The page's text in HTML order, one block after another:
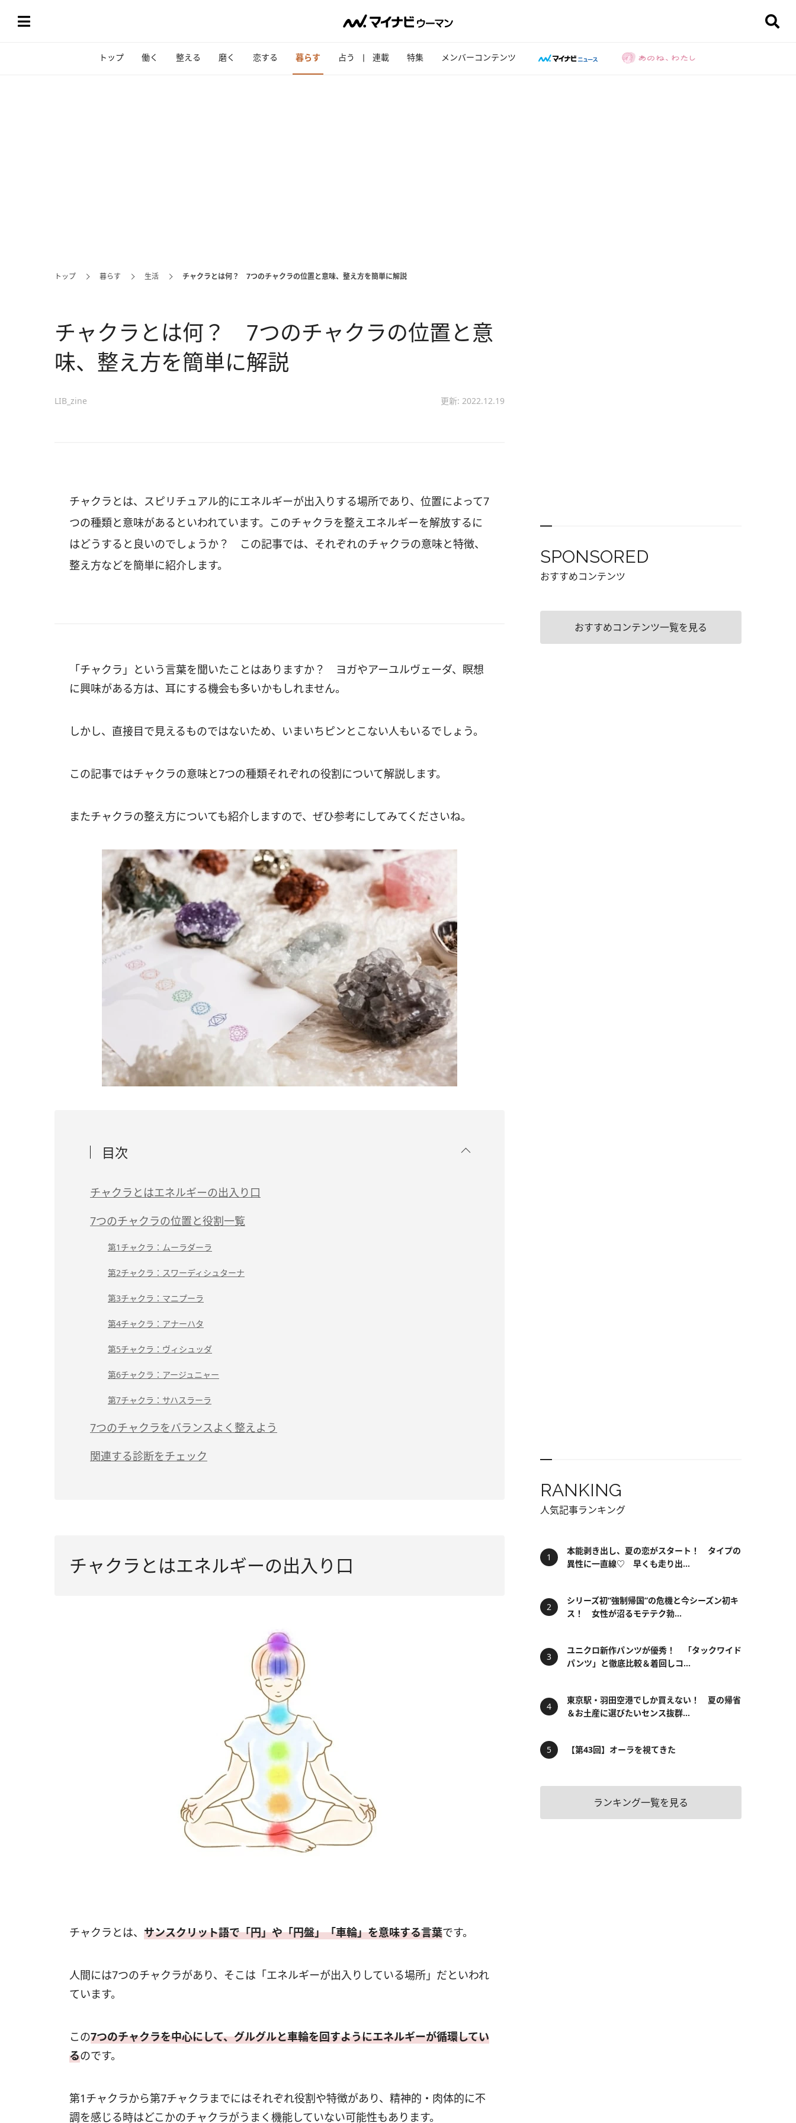
トップ 働く 整える 磨く 恋する 暮らす 占う 連載 特集 メンバーコンテンツ
トップ 暮らす 生活 チャクラとは何？ 7つのチャクラの位置と意味、整え方を簡単に解説
チャクラとは何？ 7つのチャクラの位置と意
味、整え方を簡単に解説
LIB_zine 更新: 2022.12.19
チャクラとは、スピリチュアル的にエネルギーが出入りする場所であり、位置によって7
つの種類と意味があるといわれています。このチャクラを整えエネルギーを解放するに
はどうすると良いのでしょうか？ この記事では、それぞれのチャクラの意味と特徴、
整え方などを簡単に紹介します。
「チャクラ」という言葉を聞いたことはありますか？ ヨガやアーユルヴェーダ、瞑想
に興味がある方は、耳にする機会も多いかもしれません。
しかし、直接目で見えるものではないため、いまいちピンとこない人もいるでしょう。
この記事ではチャクラの意味と7つの種類それぞれの役割について解説します。
またチャクラの整え方についても紹介しますので、ぜひ参考にしてみてくださいね。
目次
チャクラとはエネルギーの出入り口
7つのチャクラの位置と役割一覧
第1チャクラ：ムーラダーラ
第2チャクラ：スワーディシュターナ
第3チャクラ：マニプーラ
第4チャクラ：アナーハタ
第5チャクラ：ヴィシュッダ
第6チャクラ：アージュニャー
第7チャクラ：サハスラーラ
7つのチャクラをバランスよく整えよう
関連する診断をチェック
チャクラとはエネルギーの出入り口
チャクラとは、 サンスクリット語で「円」や「円盤」「車輪」を意味する言葉です。
人間には7つのチャクラがあり、そこは「エネルギーが出入りしている場所」だといわれ
ています。
この7つのチャクラを中心にして、グルグルと車輪を回すようにエネルギーが循環してい
るのです。
第1チャクラから第7チャクラまでにはそれぞれ役割や特徴があり、精神的・肉体的に不
調を感じる時はどこかのチャクラがうまく機能していない可能性もあります。
SPONSORED
おすすめコンテンツ
おすすめコンテンツ一覧を見る
RANKING
人気記事ランキング
本能剥き出し、夏の恋がスタート！ タイプの
異性に一直線♡ 早くも走り出...
シリーズ初“強制帰国”の危機と今シーズン初キ
ス！ 女性が沼るモテテク勃...
ユニクロ新作パンツが優秀！ 「タックワイド
パンツ」と徹底比較＆着回しコ...
東京駅・羽田空港でしか買えない！ 夏の帰省
＆お土産に選びたいセンス抜群...
【第43回】オーラを視てきた
ランキング一覧を見る